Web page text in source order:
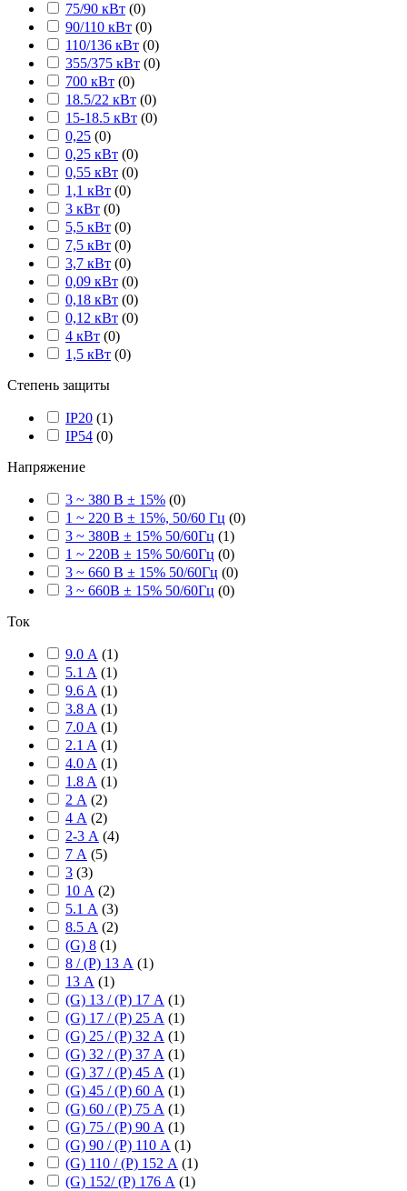
75/90 кВт (0)
90/110 кВт (0)
110/136 кВт (0)
355/375 кВт (0)
700 кВт (0)
18.5/22 кВт (0)
15-18.5 кВт (0)
0,25 (0)
0,25 кВт (0)
0,55 кВт (0)
1,1 кВт (0)
3 кВт (0)
5,5 кВт (0)
7,5 кВт (0)
3,7 кВт (0)
0,09 кВт (0)
0,18 кВт (0)
0,12 кВт (0)
4 кВт (0)
1,5 кВт (0)
Степень защиты
IP20 (1)
IP54 (0)
Напряжение
3 ~ 380 В ± 15% (0)
1 ~ 220 В ± 15%, 50/60 Гц (0)
3 ~ 380В ± 15% 50/60Гц (1)
1 ~ 220В ± 15% 50/60Гц (0)
3 ~ 660 В ± 15% 50/60Гц (0)
3 ~ 660В ± 15% 50/60Гц (0)
Ток
9.0 А (1)
5.1 A (1)
9.6 A (1)
3.8 A (1)
7.0 A (1)
2.1 A (1)
4.0 A (1)
1.8 A (1)
2 А (2)
4 А (2)
2-3 А (4)
7 А (5)
3 (3)
10 А (2)
5.1 А (3)
8.5 А (2)
(G) 8 (1)
8 / (P) 13 А (1)
13 А (1)
(G) 13 / (P) 17 А (1)
(G) 17 / (P) 25 А (1)
(G) 25 / (P) 32 А (1)
(G) 32 / (P) 37 А (1)
(G) 37 / (P) 45 А (1)
(G) 45 / (P) 60 А (1)
(G) 60 / (P) 75 А (1)
(G) 75 / (P) 90 А (1)
(G) 90 / (P) 110 А (1)
(G) 110 / (P) 152 А (1)
(G) 152/ (P) 176 А (1)